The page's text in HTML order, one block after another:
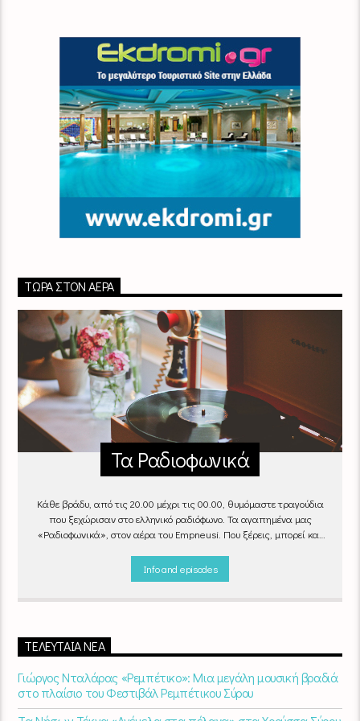
ΤΏΡΑ ΣΤΟΝ ΑΈΡΑ
Τα Ραδιοφωνικά
Κάθε βράδυ, από τις 20.00 μέχρι τις 00.00, θυμόμαστε τραγούδια
που ξεχώρισαν στο ελληνικό ραδιόφωνο. Τα αγαπημένα μας
«Ραδιοφωνικά», στον αέρα του Empneusi. Που ξέρεις, μπορεί και
:00 – 00:00 στον Empneusi 107 FM
Info and episodes
ΤΕΛΕΥΤΑΊΑ ΝΈΑ
Γιώργος Νταλάρας «Ρεμπέτικο»: Μια μεγάλη μουσική βραδιά
στο πλαίσιο του Φεστιβάλ Ρεμπέτικου Σύρου